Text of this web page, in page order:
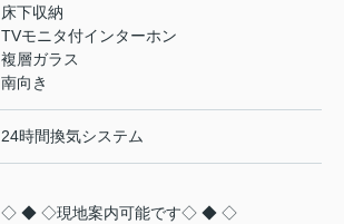
床下収納
TVモニタ付インターホン
複層ガラス
南向き
24時間換気システム
◇ ◆ ◇現地案内可能です◇ ◆ ◇